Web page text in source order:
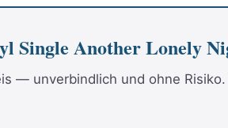
Single Another Lonely
— unverbindlich und ohne